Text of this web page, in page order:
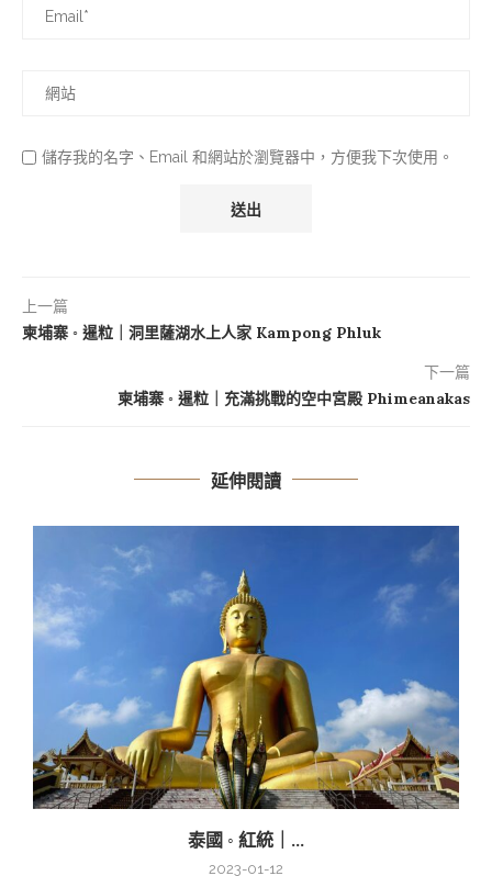
儲存我的名字、Email 和網站於瀏覽器中，方便我下次使用。
上一篇
柬埔寨 ◦ 暹粒｜洞里薩湖水上人家 Kampong Phluk
下一篇
柬埔寨 ◦ 暹粒｜充滿挑戰的空中宮殿 Phimeanakas
延伸閱讀
泰國 ◦ 紅統｜...
2023-01-12